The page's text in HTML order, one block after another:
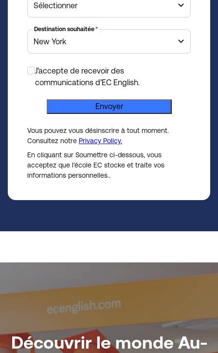
o
u
n
t
r
s
e
t
e
d
Destination souhaitée*
J’accepte de recevoir des
communications d’EC English.
Envoyer
Vous pouvez vous désinscrire à tout moment.
Consultez notre Privacy Policy.
En cliquant sur Soumettre ci-dessous, vous
acceptez que l’école EC stocke et traite vos
informations personnelles..
Découvrir le mondeAu-